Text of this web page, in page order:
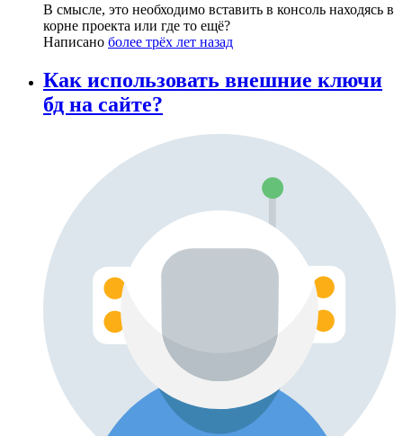
В смысле, это необходимо вставить в консоль находясь в
корне проекта или где то ещё?
Написано более трёх лет назад
Как использовать внешние ключи
бд на сайте?